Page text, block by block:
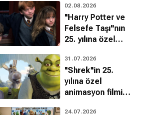
02.08.2026
"Harry Potter ve
Felsefe Taşı"nın
25. yılına özel
bilinmeyenleri!
31.07.2026
"Shrek"in 25.
yılına özel
animasyon filmin
24.07.2026